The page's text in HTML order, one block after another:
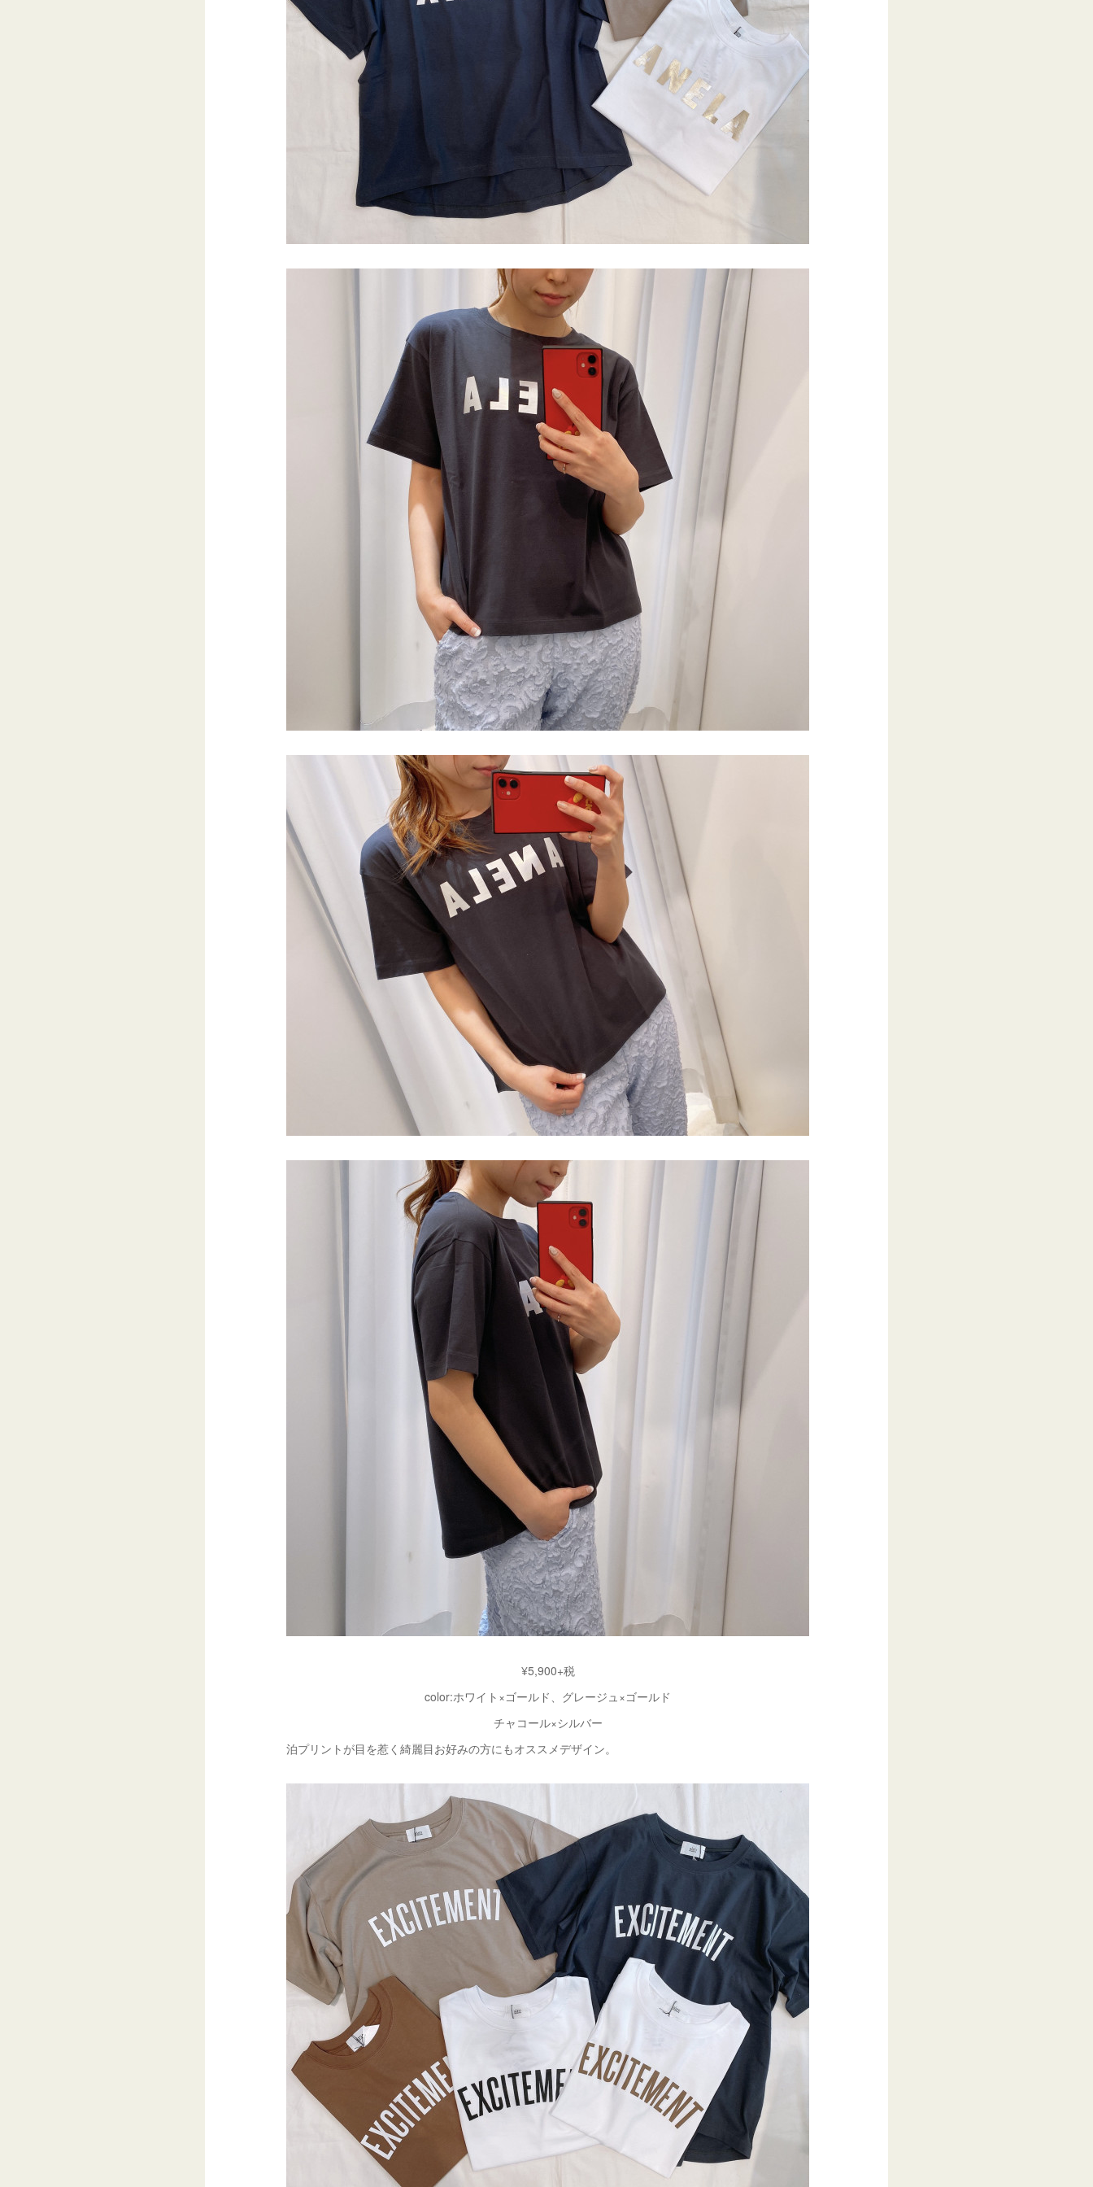
¥5,900+税
color:ホワイト×ゴールド、グレージュ×ゴールド
チャコール×シルバー
泊プリントが目を惹く綺麗目お好みの方にもオススメデザイン。